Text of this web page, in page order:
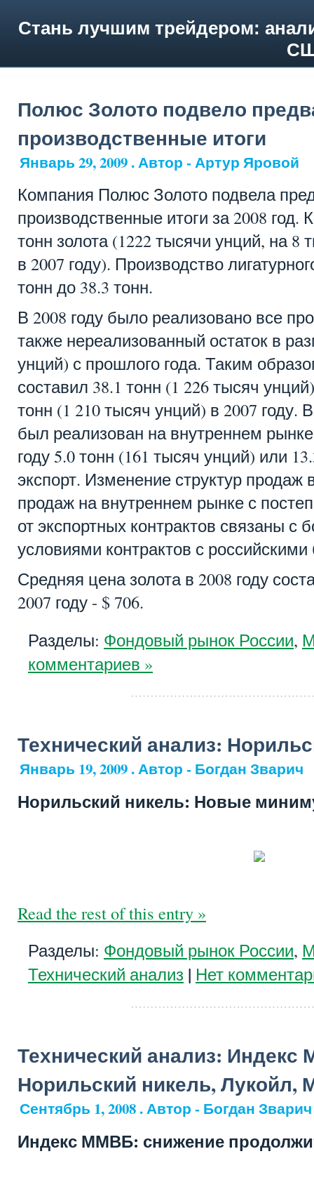
Стань лучшим трейдером:
Полюс Золото подвело
производственные итоги
Январь 29, 2009 . Автор - Артур Яровой
Компания Полюс Золото подвела
производственные итоги за 2008 год.
тонн золота (1222 тысячи унций, на
в 2007 году). Производство
тонн до 38.3 тонн.
В 2008 году было реализовано все
также нереализованный остаток в
унций) с прошлого года. Таким
составил 38.1 тонн (1 226 тысяч
тонн (1 210 тысяч унций) в 2007 году.
был реализован на внутреннем
году 5.0 тонн (161 тысяч унций) или
экспорт. Изменение структур продаж
продаж на внутреннем рынке с
от экспортных контрактов связаны с
условиями контрактов с
Средняя цена золота в 2008 году
2007 году - $ 706.
Разделы: Фондовый рынок России,
комментариев »
Технический анализ:
Январь 19, 2009 . Автор - Богдан Зварич
Норильский никель: Новые
Read the rest of this entry »
Разделы: Фондовый рынок России,
Технический анализ | Нет
Технический анализ:
Норильский никель, Лукойл,
Сентябрь 1, 2008 . Автор - Богдан Зварич
Индекс ММВБ: снижение